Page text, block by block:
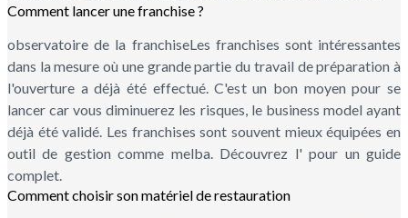
Comment lancer une franchise ?
observatoire de la franchiseLes franchises sont intéressantes
dans la mesure où une grande partie du travail de préparation à
l'ouverture a déjà été effectué. C'est un bon moyen pour se
lancer car vous diminuerez les risques, le business model ayant
déjà été validé. Les franchises sont souvent mieux équipées en
outil de gestion comme melba. Découvrez l' pour un guide
complet.
Comment choisir son matériel de restauration